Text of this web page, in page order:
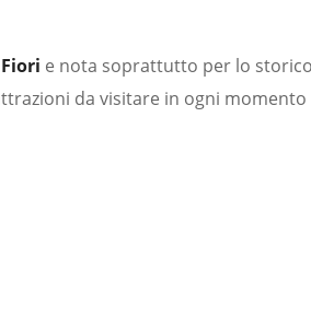
e nota soprattutto per lo
da visitare in ogni momento